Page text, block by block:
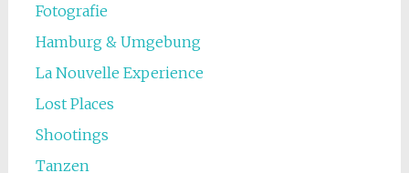
Fotografie
Hamburg & Umgebung
La Nouvelle Experience
Lost Places
Shootings
Tanzen